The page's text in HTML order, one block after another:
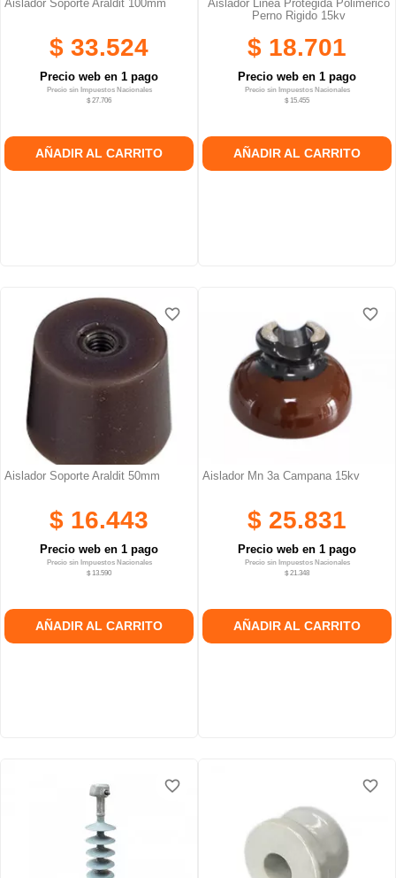
Aislador Soporte Araldit 100mm
$ 33.524
Precio web en 1 pago
Precio sin Impuestos Nacionales
$ 27.706
AÑADIR AL CARRITO
Aislador Linea Protegida Polimerico
Perno Rigido 15kv
$ 18.701
Precio web en 1 pago
Precio sin Impuestos Nacionales
$ 15.455
AÑADIR AL CARRITO
Aislador Soporte Araldit 50mm
$ 16.443
Precio web en 1 pago
Precio sin Impuestos Nacionales
$ 13.590
AÑADIR AL CARRITO
favorite_border
favorite_border
Aislador Mn 3a Campana 15kv
$ 25.831
Precio web en 1 pago
Precio sin Impuestos Nacionales
$ 21.348
AÑADIR AL CARRITO
favorite_border
favorite_border
favorite_border
favorite_border favorite_border
favorite_border